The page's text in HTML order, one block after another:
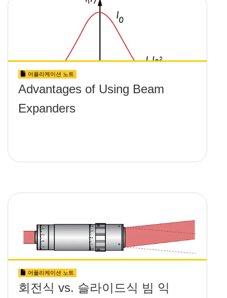
어플리케이션 노트
Advantages of Using Beam
Expanders
어플리케이션 노트
회전식 vs. 슬라이드식 빔 익